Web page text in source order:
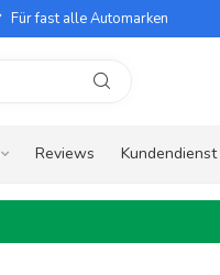
Für fast alle Automarken
Reviews Kundendienst